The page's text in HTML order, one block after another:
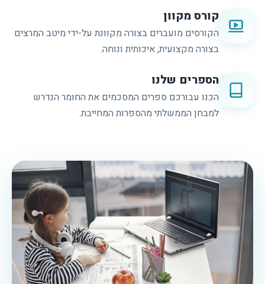
קורס מקוון
הקורסים מועברים בצורה מקוונת על-ידי מיטב המרצים
בצורה מקצועית, איכותית ונוחה.
הספרים שלנו
הכנו עבורכם ספרים המסכמים את החומר הנדרש
למבחן הממשלתי מהספרות המחייבת.